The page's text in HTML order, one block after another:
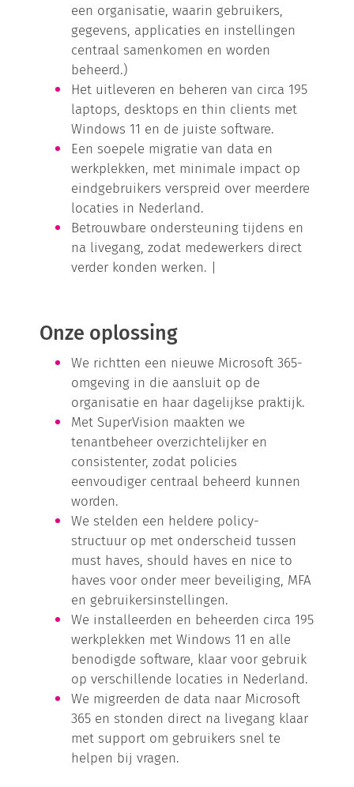
een organisatie, waarin gebruikers,
gegevens, applicaties en instellingen
centraal samenkomen en worden
beheerd.)
Het uitleveren en beheren van circa 195
laptops, desktops en thin clients met
Windows 11 en de juiste software.
Een soepele migratie van data en
werkplekken, met minimale impact op
eindgebruikers verspreid over meerdere
locaties in Nederland.
Betrouwbare ondersteuning tijdens en
na livegang, zodat medewerkers direct
verder konden werken. |
Onze oplossing
We richtten een nieuwe Microsoft 365-
omgeving in die aansluit op de
organisatie en haar dagelijkse praktijk.
Met SuperVision maakten we
tenantbeheer overzichtelijker en
consistenter, zodat policies
eenvoudiger centraal beheerd kunnen
worden.
We stelden een heldere policy-
structuur op met onderscheid tussen
must haves, should haves en nice to
haves voor onder meer beveiliging, MFA
en gebruikersinstellingen.
We installeerden en beheerden circa 195
werkplekken met Windows 11 en alle
benodigde software, klaar voor gebruik
op verschillende locaties in Nederland.
We migreerden de data naar Microsoft
365 en stonden direct na livegang klaar
met support om gebruikers snel te
helpen bij vragen.